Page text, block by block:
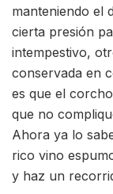
manteniendo el
cierta presión
intempestivo,
conservada en
es que el
que no
Ahora ya lo
rico vino
y haz un